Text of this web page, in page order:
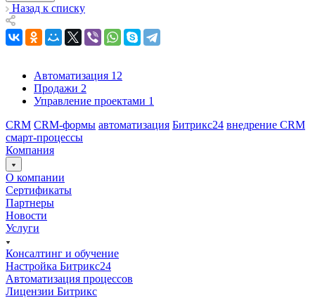
Назад к списку
Автоматизация 12
Продажи 2
Управление проектами 1
CRM CRM-формы автоматизация Битрикс24 внедрение CRM
смарт-процессы
Компания
О компании
Сертификаты
Партнеры
Новости
Услуги
Консалтинг и обучение
Настройка Битрикс24
Автоматизация процессов
Лицензии Битрикс